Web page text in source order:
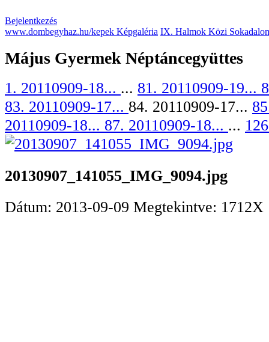
Bejelentkezés
www.dombegyhaz.hu/kepek Képgaléria IX. Halmok Közi
Május Gyermek Néptáncegyüttes
1. 20110909-18... ... 81. 20110909-19...
83. 20110909-17... 84. 20110909-17...
20110909-18... 87. 20110909-18... ...
20130907_141055_IMG_9094.jpg
Dátum: 2013-09-09 Megtekintve: 1712X